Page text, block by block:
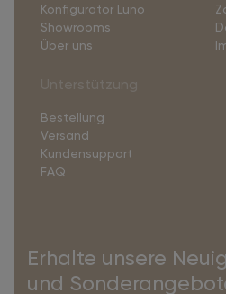
Konfigurator Luno
Showrooms
Über uns
Bestellung
Versand
Kundensupport
FAQ
Erhalte unsere
und